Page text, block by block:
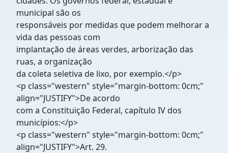
municipal são os
responsáveis por medidas que podem melhorar a
vida das pessoas com
implantação de áreas verdes, arborização das
ruas, a organização
da coleta seletiva de lixo, por exemplo.</p>
<p class="western" style="margin-bottom: 0cm;"
align="JUSTIFY">De acordo
com a Constituição Federal, capítulo IV dos
municípios:</p>
<p class="western" style="margin-bottom: 0cm;"
align="JUSTIFY">Art. 29.